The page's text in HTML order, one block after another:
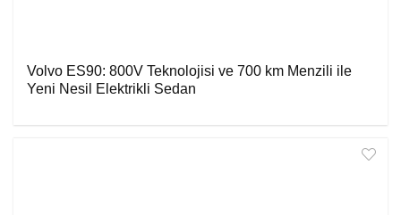
Volvo ES90: 800V Teknolojisi ve 700 km Menzili ile
Yeni Nesil Elektrikli Sedan